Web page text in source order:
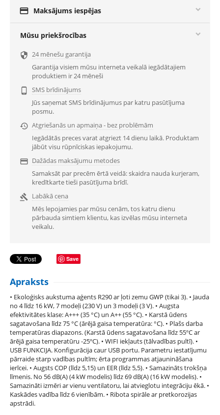
 Maksājums iespējas
Mūsu priekšrocības
 24 mēnešu garantija
Garantija visiem mūsu interneta veikalā iegādātajiem
produktiem ir 24 mēneši

SMS brīdinājums
Jūs saņemat SMS brīdinājumus par katru pasūtījuma
posmu.
 Atgriešanās un apmaiņa - bez problēmām
Iegādātās preces varat atgriezt 14 dienu laikā. Produktam
jābūt visu rūpnīciskas iepakojumu.
 Dažādas maksājumu metodes
Samaksāt par precēm ērtā veidā: skaidra nauda kurjeram,
kredītkarte tieši pasūtījuma brīdī.

Labākā cena
Mēs lepojamies par mūsu cenām, tos katru dienu
pārbauda simtiem klientu, kas izvēlas mūsu interneta
veikalu.
Save
Apraksts
• Ekoloģisks aukstuma aģents R290 ar ļoti zemu GWP (tikai 3). • Jauda
no 4 līdz 16 kW, 7 modeļi (230 V) un 3 modeļi (3 V). • Augsta
efektivitātes klase: A+++ (35 °C) un A++ (55 °C). • Karstā ūdens
sagatavošana līdz 75 °C (ārējā gaisa temperatūra: °C). • Plašs darba
temperatūras diapazons. (Karstā ūdens sagatavošana līdz 55ºC ar
ārējā gaisa temperatūru -25ºC). • WIFI iekļauts (tālvadības pultī). •
USB FUNKCIJA. Konfigurācija caur USB portu. Parametru iestatījumu
pārraide starp vadības pultīm; ērta programmas atjaunināšana
ierīcei. • Augsts COP (līdz 5,15) un EER (līdz 5,5). • Samazināts trokšņa
līmenis. No 56 dB(A) (4 kW modelis) līdz 69 dB(A) (16 kW modelis). •
Samazināti izmēri ar vienu ventilatoru, lai atvieglotu integrāciju ēkā. •
Kaskādes vadība līdz 6 vienībām. • Ribota spirāle ar pretkorozijas
apstrādi.